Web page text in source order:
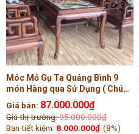
Móc Mỏ Gụ Ta Quảng Bình 9
món Hàng qua Sử Dụng ( Chú
Tấn, Quảng Bình )
Giá bán: 87.000.000₫
Giá thị trường:95.000.000₫
Bạn tiết kiệm: 8.000.000₫ (8%)